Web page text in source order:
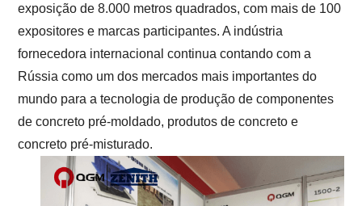
exposição de 8.000 metros quadrados, com mais de 100
expositores e marcas participantes. A indústria
fornecedora internacional continua contando com a
Rússia como um dos mercados mais importantes do
mundo para a tecnologia de produção de componentes
de concreto pré-moldado, produtos de concreto e
concreto pré-misturado.